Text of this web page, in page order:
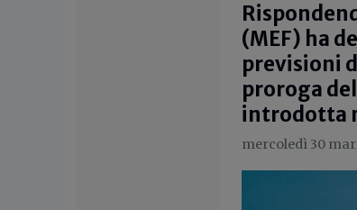
(MEF) ha
previsioni
proroga
introdotta
mercoledì 30